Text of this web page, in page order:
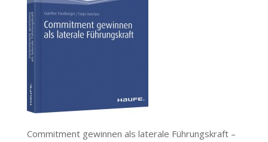
Commitment gewinnen als laterale Führungskraft –